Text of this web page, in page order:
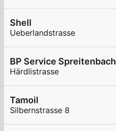
Shell
Ueberlandstrasse
BP Service Spreitenbach
Härdlistrasse
Tamoil
Silbernstrasse 8